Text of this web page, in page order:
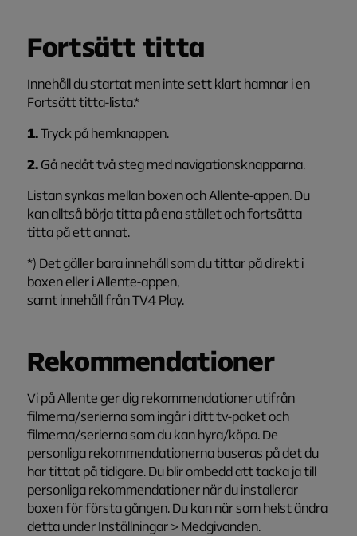
Fortsätt titta
Innehåll du startat men inte sett klart hamnar i en
Fortsätt titta-lista.*
1.Tryck på hemknappen.
2.Gå nedåt två steg med navigationsknapparna.
Listan synkas mellan boxen och Allente-appen. Du
kan alltså börja titta på ena stället och fortsätta
titta på ett annat.
*) Det gäller bara innehåll som du tittar på direkt i
boxen eller i Allente-appen,
samt innehåll från TV4 Play.
Rekommendationer
Vi påAllenteger dig rekommendationer utifrån
filmerna/serierna som ingår i ditt tv-paket och
filmerna/serierna som du kan hyra/köpa. De
personliga rekommendationerna baseras på det du
har tittat på tidigare. Du blir ombedd att tacka ja till
personliga rekommendationer när du installerar
boxen för första gången.Du kan när som helst ändra
detta underInställningar >Medgivanden.